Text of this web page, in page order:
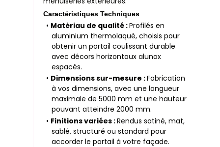
Caractéristiques Techniques
• Matériau de qualité :Profilés en
aluminium thermolaqué, choisis pour
obtenir un portail coulissant durable
avec décors horizontaux alunox
espacés.
• Dimensions sur-mesure :Fabrication
à vos dimensions, avec une longueur
maximale de 5000 mm et une hauteur
pouvant atteindre 2000 mm.
• Finitions variées :Rendus satiné, mat,
sablé, structuré ou standard pour
accorder le portail à votre façade.